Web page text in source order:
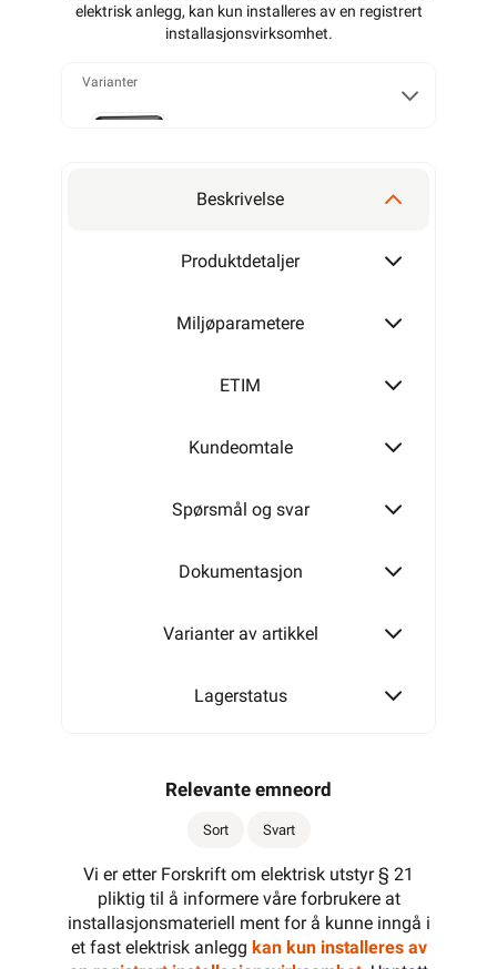
elektrisk anlegg, kan kun installeres av en registrert
installasjonsvirksomhet.
Varianter
2 polet
Serievender
Beskrivelse
Produktdetaljer
Miljøparametere
ETIM
Kundeomtale
Spørsmål og svar
Dokumentasjon
Varianter av artikkel
Lagerstatus
Relevante emneord
Sort Svart
Vi er etter Forskrift om elektrisk utstyr § 21
pliktig til å informere våre forbrukere at
installasjonsmateriell ment for å kunne inngå i
et fast elektrisk anlegg kan kun installeres av